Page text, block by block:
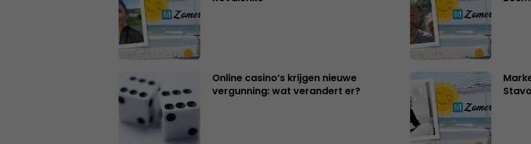
Online casino’s krijgen nieuwe
vergunning: wat verandert er?